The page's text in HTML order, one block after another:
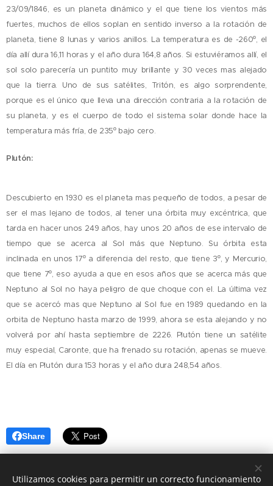
23/09/1846, es un planeta dinámico y el que tiene los vientos más
fuertes, muchos de ellos soplan en sentido inverso a la rotación de
planeta, tiene 8 lunas y varios anillos. La temperatura es de -260º, el
día allí dura 16,11 horas y el año dura 164,8 años. Si estuviéramos allí, el
sol solo parecería un puntito muy brillante y 30 veces mas alejado
que la tierra. Uno de sus satélites, Tritón, es algo sorprendente,
porque es el único que lleva una dirección contraria a la rotación de
su planeta, y es el cuerpo de todo el sistema solar donde hace la
temperatura más fría, de 235º bajo cero.
Plutón:
Descubierto en 1930 es el planeta mas pequeño de todos, a pesar de
ser el mas lejano de todos, al tener una órbita muy excéntrica, que
tarda en hacer unos 249 años, hay unos 20 años de ese intervalo de
tiempo que se acerca al Sol más que Neptuno. Su órbita esta
inclinada en unos 17º a diferencia del resto, que tiene 3º, y Mercurio,
que tiene 7º, eso ayuda a que en esos años que se acerca más que
Neptuno al Sol no haya peligro de que choque con el. La última vez
que se acercó mas que Neptuno al Sol fue en 1989 quedando en la
orbita de Neptuno hasta marzo de 1999, ahora se esta alejando y no
volverá por ahí hasta septiembre de 2226. Plutón tiene un satélite
muy especial, Caronte, que ha frenado su rotación, apenas se mueve.
El día en Plutón dura 153 horas y el año dura 248,54 años.
Share
Utilizamos cookies para permitir un correcto funcionamiento